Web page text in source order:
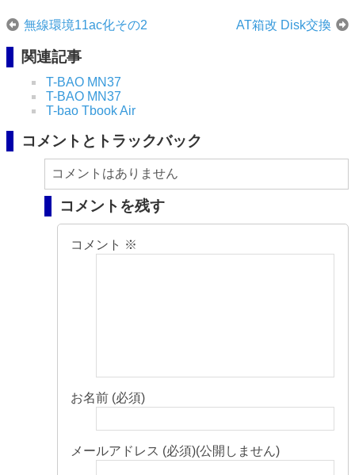
無線環境11ac化その2 AT箱改 Disk交換
関連記事
T-BAO MN37
T-BAO MN37
T-bao Tbook Air
コメントとトラックバック
コメントはありません
コメントを残す
コメント ※
お名前 (必須)
メールアドレス (必須)(公開しません)